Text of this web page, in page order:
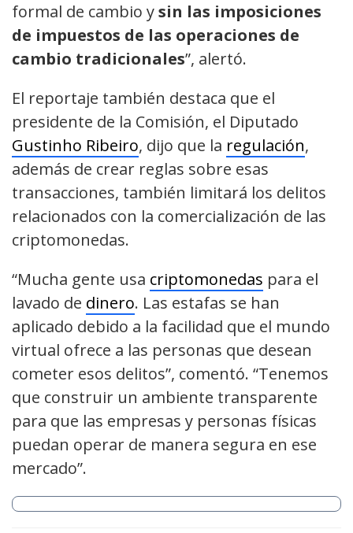
formal de cambio ysin las imposiciones
de impuestos de las operaciones de
cambio tradicionales”, alertó.
El reportaje también destaca que el
presidente de la Comisión, el Diputado
Gustinho Ribeiro, dijo que la regulación,
además de crear reglas sobre esas
transacciones, también limitará los delitos
relacionados con la comercialización de las
criptomonedas.
“Mucha gente usa criptomonedas para el
lavado de dinero. Las estafas se han
aplicado debido a la facilidad que el mundo
virtual ofrece a las personas que desean
cometer esos delitos”, comentó. “Tenemos
que construir un ambiente transparente
para que las empresas y personas físicas
puedan operar de manera segura en ese
mercado”.